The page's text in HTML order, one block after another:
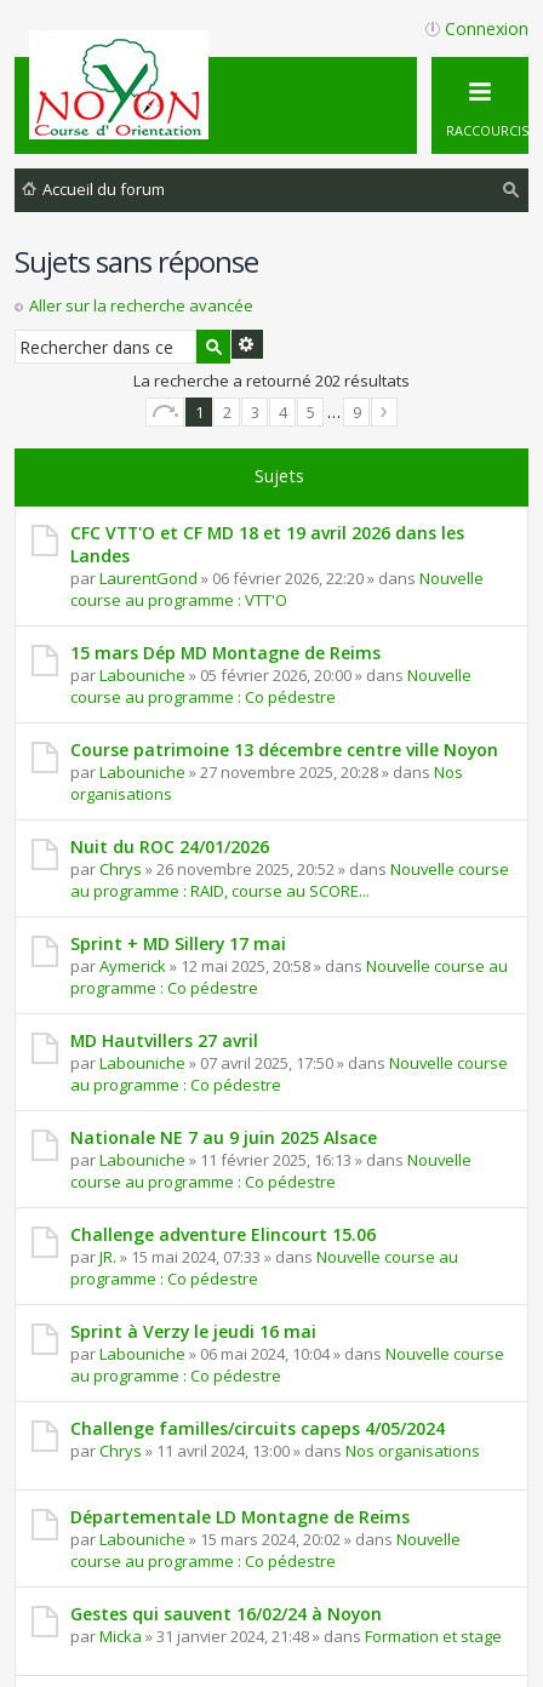
Connexion
RACCOURCIS
Accueil du forum
Sujets sans réponse
Aller sur la recherche avancée
La recherche a retourné 202 résultats
1
2 3 4 5 … 9
Sujets
CFC VTT'O et CF MD 18 et 19 avril 2026 dans les
Landes
parLaurentGond » 06 février 2026, 22:20 » dans Nouvelle
course au programme : VTT'O
15 mars Dép MD Montagne de Reims
parLabouniche » 05 février 2026, 20:00 » dans Nouvelle
course au programme : Co pédestre
Course patrimoine 13 décembre centre ville Noyon
parLabouniche » 27 novembre 2025, 20:28 » dans Nos
organisations
Nuit du ROC 24/01/2026
parChrys » 26 novembre 2025, 20:52 » dans Nouvelle course
au programme : RAID, course au SCORE...
Sprint + MD Sillery 17 mai
parAymerick» 12 mai 2025, 20:58 » dans Nouvelle course au
programme : Co pédestre
MD Hautvillers 27 avril
parLabouniche » 07 avril 2025, 17:50 » dans Nouvelle course
au programme : Co pédestre
Nationale NE 7 au 9 juin 2025 Alsace
parLabouniche » 11 février 2025, 16:13 » dans Nouvelle
course au programme : Co pédestre
Challenge adventure Elincourt 15.06
parJR. » 15 mai 2024, 07:33 » dans Nouvelle course au
programme : Co pédestre
Sprint à Verzy le jeudi 16 mai
parLabouniche » 06 mai 2024, 10:04 » dans Nouvelle course
au programme : Co pédestre
Challenge familles/circuits capeps 4/05/2024
parChrys » 11 avril 2024, 13:00 » dans Nos organisations
Départementale LD Montagne de Reims
parLabouniche » 15 mars 2024, 20:02 » dans Nouvelle
course au programme : Co pédestre
Gestes qui sauvent 16/02/24 à Noyon
parMicka » 31 janvier 2024, 21:48 » dans Formation et stage